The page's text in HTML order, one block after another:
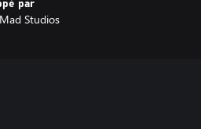
par
Studios